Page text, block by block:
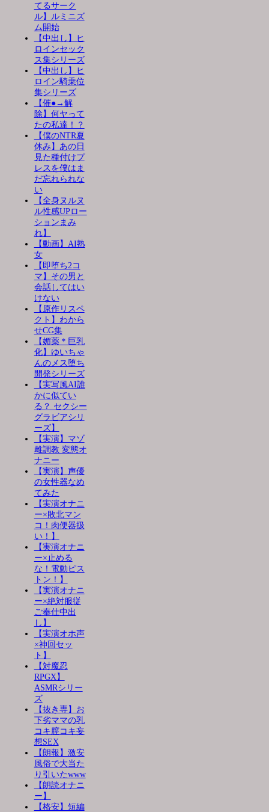
てるサーク
ル】ルミニズ
ム開始
【中出し】ヒ
ロインセック
ス集シリーズ
【中出し】ヒ
ロイン騎乗位
集シリーズ
【催●→解
除】何ヤって
たの私達！？
【僕のNTR夏
休み】あの日
見た種付けプ
レスを僕はま
だ忘れられな
い
【全身ヌルヌ
ル性感UPロー
ションまみ
れ】
【動画】AI熟
女
【即堕ち2コ
マ】その男と
会話してはい
けない
【原作リスペ
クト】わから
せCG集
【媚薬＊巨乳
化】ゆいちゃ
んのメス堕ち
開発シリーズ
【実写風AI誰
かに似てい
る？ セクシー
グラビアシリ
ーズ】
【実演】マゾ
雌調教 変態オ
ナニー
【実演】声優
の女性器なめ
てみた
【実演オナニ
ー×敗北マン
コ！肉便器扱
い！】
【実演オナニ
ー×止める
な！電動ピス
トン！】
【実演オナニ
ー×絶対服従
ご奉仕中出
し】
【実演オホ声
×神回セッ
ト】
【対魔忍
RPGX】
ASMRシリー
ズ
【抜き専】お
下劣ママの乳
コキ膣コキ妄
想SEX
【朗報】激安
風俗で大当た
り引いたwww
【朗読オナニ
ー】
【格安】短編